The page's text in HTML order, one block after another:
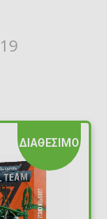
19
ΔΙΑΘΕΣΙΜΟ